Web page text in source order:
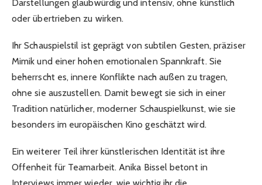
Darstellungen glaubwürdig und intensiv, ohne künstlich
oder übertrieben zu wirken.
Ihr Schauspielstil ist geprägt von subtilen Gesten, präziser
Mimik und einer hohen emotionalen Spannkraft. Sie
beherrscht es, innere Konflikte nach außen zu tragen,
ohne sie auszustellen. Damit bewegt sie sich in einer
Tradition natürlicher, moderner Schauspielkunst, wie sie
besonders im europäischen Kino geschätzt wird.
Ein weiterer Teil ihrer künstlerischen Identität ist ihre
Offenheit für Teamarbeit. Anika Bissel betont in